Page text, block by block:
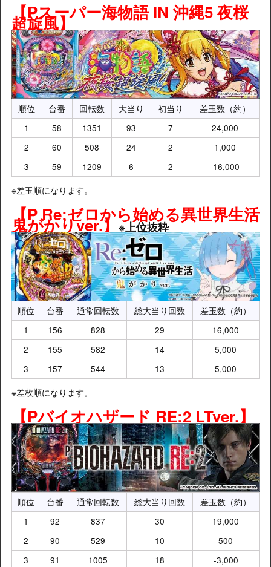
【Pスーパー海物語 IN 沖縄5 夜桜
超旋風】
順位 台番 回転数 大当り 初当り
差玉数（約）
1
58 1351 93 7
24,000
2
60 508 24 2
1,000
3
59 1209 6 2
-16,000
※差玉順になります。
【P Re:ゼロから始める異世界生活
鬼がかりver.】 ※上位抜粋
順位 台番 通常回転数 総大当り回数
差玉数（約）
1
156 828 29
16,000
2
155 582 14
5,000
3
157 544 13
5,000
※差枚順になります。
【Pバイオハザード RE:2 LTver.】
順位 台番 通常回転数 総大当り回数
差玉数（約）
1
92 837 30
19,000
2
90 529 10
500
3
91 1005 18
-3,000